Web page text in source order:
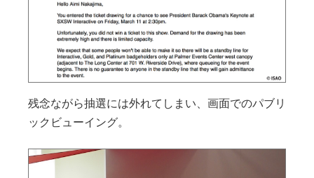
残念ながら抽選には外れてしまい、画面でのパブリ
ックビューイング。